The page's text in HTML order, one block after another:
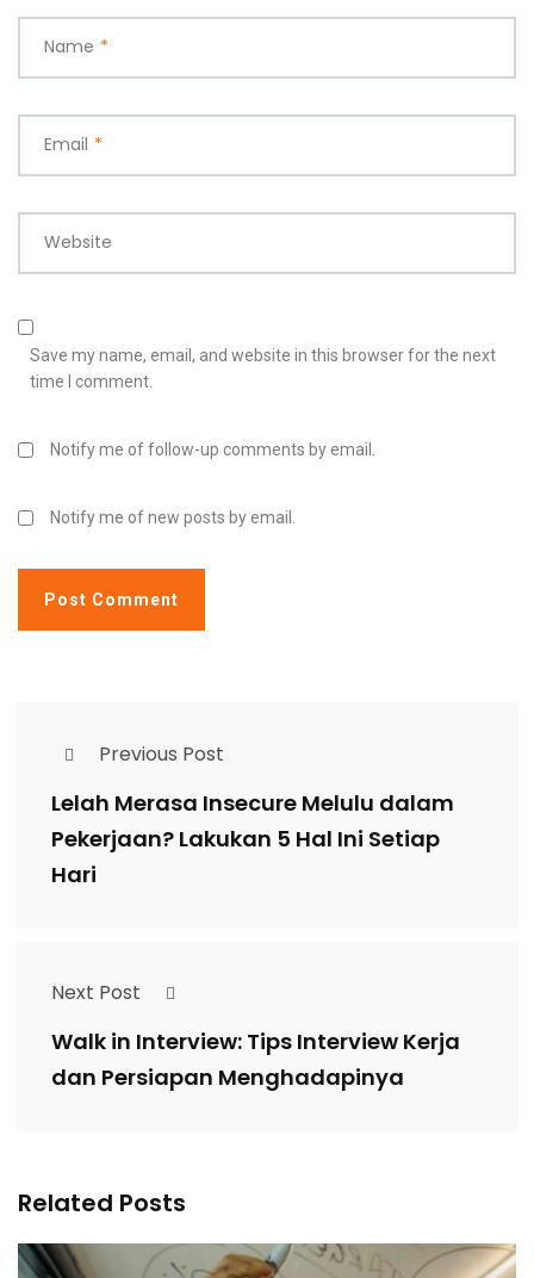
Name *
Email *
Website
Save my name, email, and website in this browser for the next
time I comment.
Notify me of follow-up comments by email.
Notify me of new posts by email.
Previous Post
Lelah Merasa Insecure Melulu dalam
Pekerjaan? Lakukan 5 Hal Ini Setiap
Hari
Next Post
Walk in Interview: Tips Interview Kerja
dan Persiapan Menghadapinya
Related Posts